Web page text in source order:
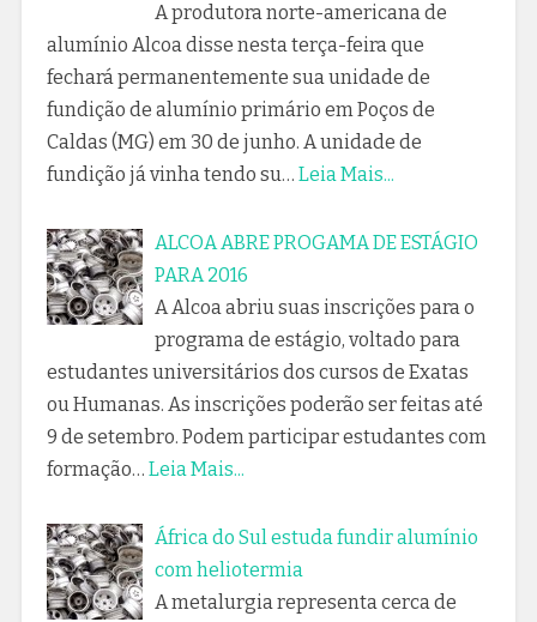
A produtora norte-americana de
alumínio Alcoa disse nesta terça-feira que
fechará permanentemente sua unidade de
fundição de alumínio primário em Poços de
Caldas (MG) em 30 de junho. A unidade de
fundição já vinha tendo su… Leia Mais...
ALCOA ABRE PROGAMA DE ESTÁGIO
PARA 2016
A Alcoa abriu suas inscrições para o
programa de estágio, voltado para
estudantes universitários dos cursos de Exatas
ou Humanas. As inscrições poderão ser feitas até
9 de setembro. Podem participar estudantes com
formação… Leia Mais...
África do Sul estuda fundir alumínio
com heliotermia
A metalurgia representa cerca de